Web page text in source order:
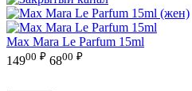
Max Mara Le Parfum 15ml
14900 ₽ 6800 ₽